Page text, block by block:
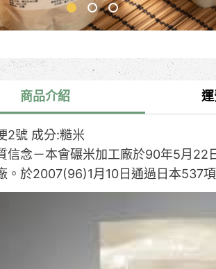
商品介紹
2號 成分:糙米
信念－本會碾米加工廠於90年5月22
。於2007(96)1月10日通過日本537